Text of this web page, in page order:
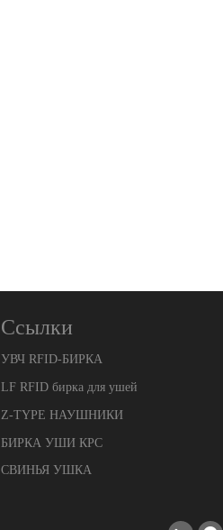
Ссылки
УВЧ RFID-БИРКА
LF RFID бирка для ушей
Z-TYPE НАУШНИКИ
БИРКА УШИ КРС
СВИНЬЯ УШКА